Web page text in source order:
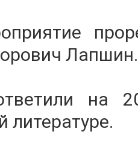
Лапшин.
на
литературе.